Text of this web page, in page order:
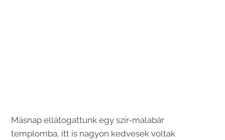
Másnap ellátogattunk egy szír-malabár
templomba, itt is nagyon kedvesek voltak